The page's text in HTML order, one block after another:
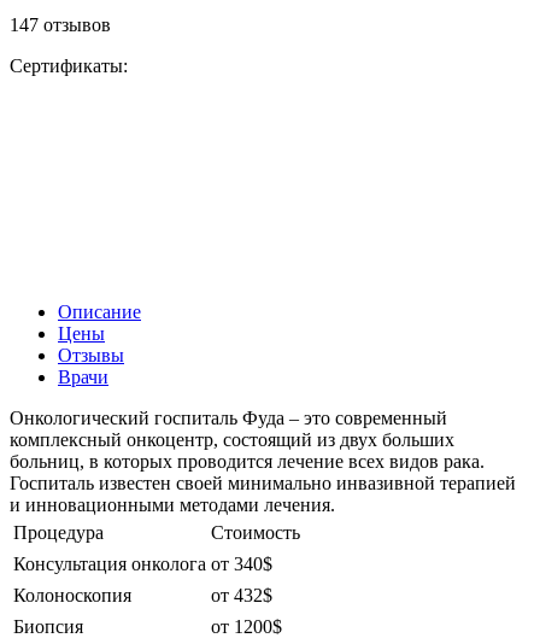
147 отзывов
Сертификаты:
Описание
Цены
Отзывы
Врачи
Онкологический госпиталь Фуда – это современный
комплексный онкоцентр, состоящий из двух больших
больниц, в которых проводится лечение всех видов рака.
Госпиталь известен своей минимально инвазивной терапией
и инновационными методами лечения.
Процедура
Стоимость
Консультация онколога от 340$
Колоноскопия
от 432$
Биопсия
от 1200$